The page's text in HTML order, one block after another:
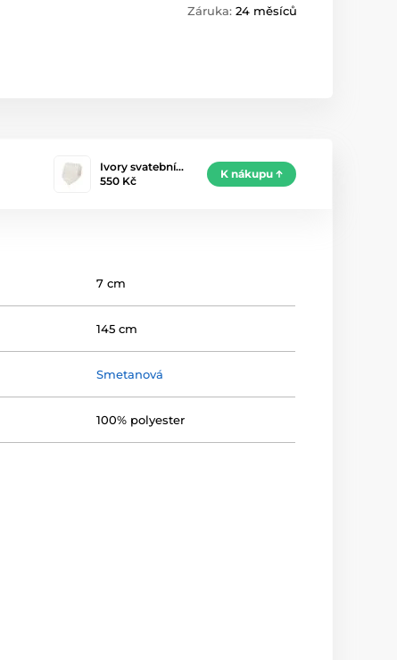
Záruka: 24 měsíců
Ivory svatební…
550 Kč
K nákupu
7 cm
145 cm
Smetanová
100% polyester